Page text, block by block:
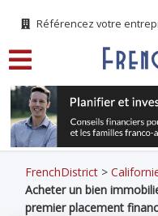
Référencez votre
FrenchDistrict >
Acheter un bien
premier placement